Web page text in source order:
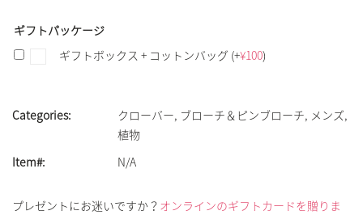
ギフトパッケージ
ギフトボックス + コットンバッグ (+¥100)
Categories: クローバー, ブローチ＆ピンブローチ, メンズ,
植物
Item#:
N/A
プレゼントにお迷いですか？ オンラインのギフトカードを贈りま